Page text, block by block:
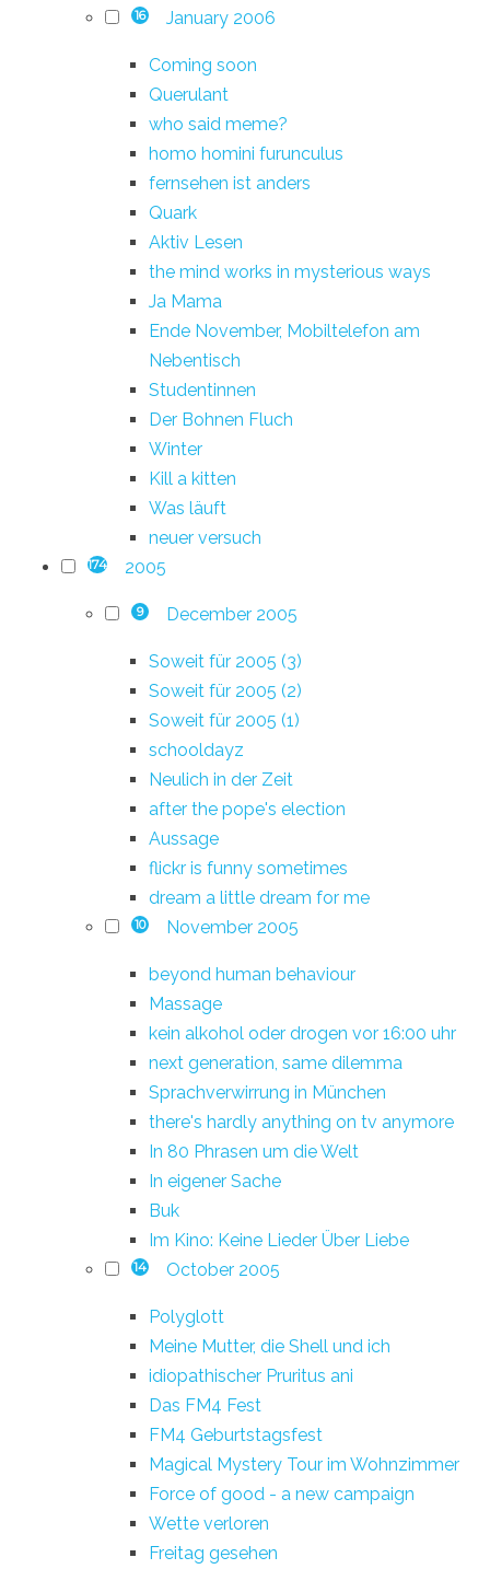
16 January 2006
Coming soon
Querulant
who said meme?
homo homini furunculus
fernsehen ist anders
Quark
Aktiv Lesen
the mind works in mysterious ways
Ja Mama
Ende November, Mobiltelefon am
Nebentisch
Studentinnen
Der Bohnen Fluch
Winter
Kill a kitten
Was läuft
neuer versuch
174 2005
9 December 2005
Soweit für 2005 (3)
Soweit für 2005 (2)
Soweit für 2005 (1)
schooldayz
Neulich in der Zeit
after the pope's election
Aussage
flickr is funny sometimes
dream a little dream for me
10 November 2005
beyond human behaviour
Massage
kein alkohol oder drogen vor 16:00 uhr
next generation, same dilemma
Sprachverwirrung in München
there's hardly anything on tv anymore
In 80 Phrasen um die Welt
In eigener Sache
Buk
Im Kino: Keine Lieder Über Liebe
14 October 2005
Polyglott
Meine Mutter, die Shell und ich
idiopathischer Pruritus ani
Das FM4 Fest
FM4 Geburtstagsfest
Magical Mystery Tour im Wohnzimmer
Force of good - a new campaign
Wette verloren
Freitag gesehen